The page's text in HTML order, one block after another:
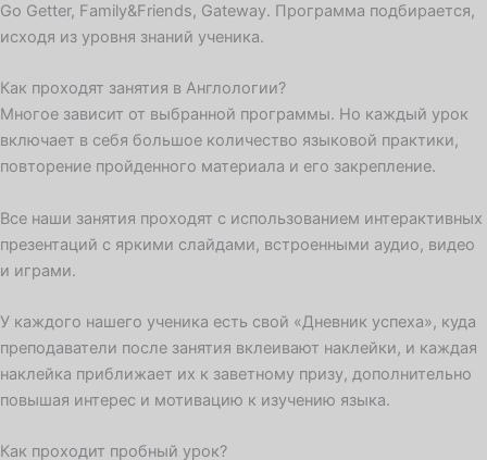
Go Getter, Family&Friends, Gateway. Программа подбирается,
исходя из уровня знаний ученика.
Как проходят занятия в Англологии?
Многое зависит от выбранной программы. Но каждый урок
включает в себя большое количество языковой практики,
повторение пройденного материала и его закрепление.
Все наши занятия проходят с использованием интерактивных
презентаций с яркими слайдами, встроенными аудио, видео
и играми.
У каждого нашего ученика есть свой «Дневник успеха», куда
преподаватели после занятия вклеивают наклейки, и каждая
наклейка приближает их к заветному призу, дополнительно
повышая интерес и мотивацию к изучению языка.
Как проходит пробный урок?